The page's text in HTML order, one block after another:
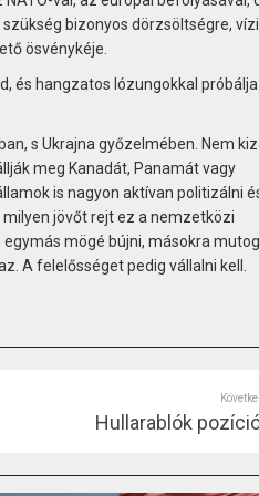
bizonyos dörzsöltségre,
ösvénykéje.
és hangzatos lózungokkal próbálja
s Ukrajna győzelmében. Nem
meg Kanadát, Panamát vagy
is nagyon aktívan politizálni
jövőt rejt ez a nemzetközi
mögé bújni, másokra
A felelősséget pedig vállalni kell.
Hullarablók